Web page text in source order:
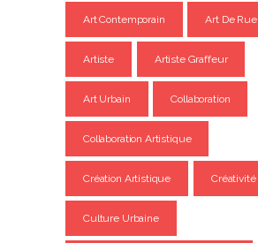
Art Contemporain Art De Rue
Artiste Artiste Graffeur
Art Urbain Collaboration
Collaboration Artistique
Création Artistique Créativité
Culture Urbaine